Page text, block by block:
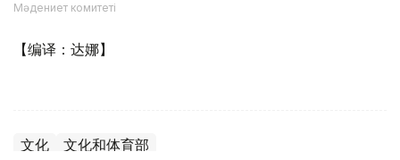
Мәдениет комитеті
【编译：达娜】
文化 文化和体育部